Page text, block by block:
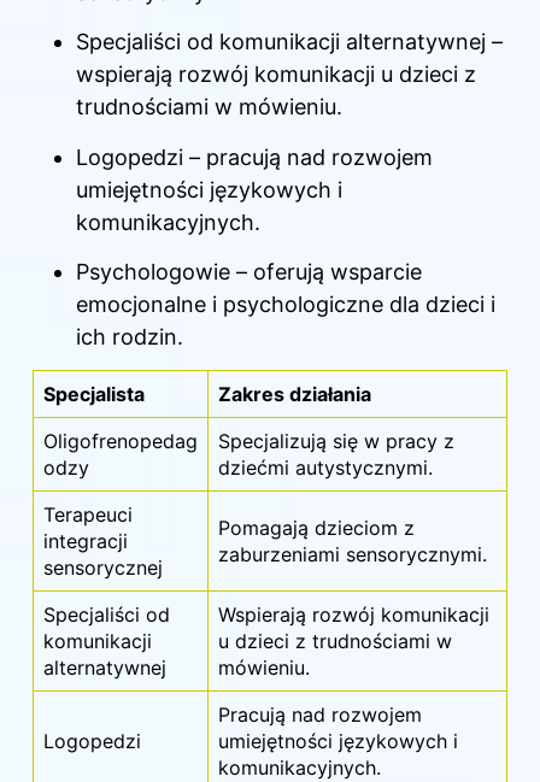
Specjaliści od komunikacji alternatywnej –
wspierają rozwój komunikacji u dzieci z
trudnościami w mówieniu.
Logopedzi – pracują nad rozwojem
umiejętności językowych i
komunikacyjnych.
Psychologowie – oferują wsparcie
emocjonalne i psychologiczne dla dzieci i
ich rodzin.
Specjalista
Zakres działania
Oligofrenopedag
odzy
Specjalizują się w pracy z
dziećmi autystycznymi.
Terapeuci
integracji
sensorycznej
Pomagają dzieciom z
zaburzeniami sensorycznymi.
Specjaliści od
komunikacji
alternatywnej
Wspierają rozwój komunikacji
u dzieci z trudnościami w
mówieniu.
Logopedzi
Pracują nad rozwojem
umiejętności językowych i
komunikacyjnych.